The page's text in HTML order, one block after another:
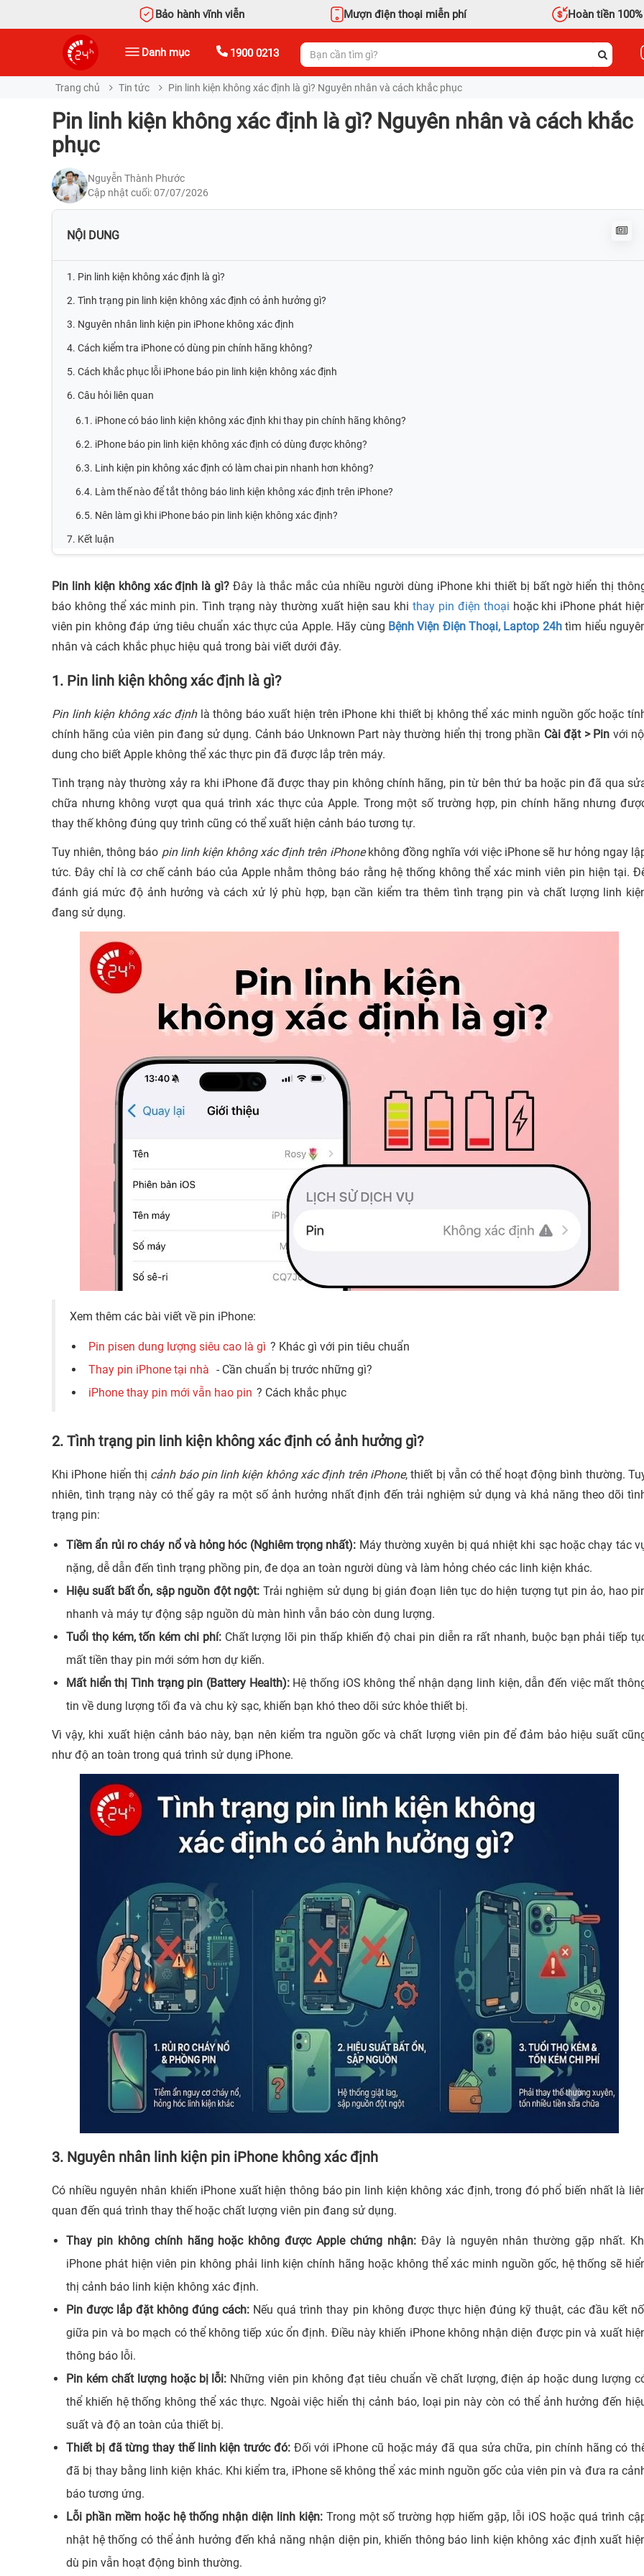
Bảo hành vĩnh viễn Mượn điện thoại miễn phí Hoàn tiền 100%
Danh mục 1900 0213
Trang chủ Tin tức Pin linh kiện không xác định là gì? Nguyên nhân và cách khắc phục
Pin linh kiện không xác định là gì? Nguyên nhân và cách khắc
phục
Nguyễn Thành Phước
Cập nhật cuối: 07/07/2026
NỘI DUNG
1. Pin linh kiện không xác định là gì?
2. Tình trạng pin linh kiện không xác định có ảnh hưởng gì?
3. Nguyên nhân linh kiện pin iPhone không xác định
4. Cách kiểm tra iPhone có dùng pin chính hãng không?
5. Cách khắc phục lỗi iPhone báo pin linh kiện không xác định
6. Câu hỏi liên quan
6.1. iPhone có báo linh kiện không xác định khi thay pin chính hãng không?
6.2. iPhone báo pin linh kiện không xác định có dùng được không?
6.3. Linh kiện pin không xác định có làm chai pin nhanh hơn không?
6.4. Làm thế nào để tắt thông báo linh kiện không xác định trên iPhone?
6.5. Nên làm gì khi iPhone báo pin linh kiện không xác định?
7. Kết luận
Pin linh kiện không xác định là gì? Đây là thắc mắc của nhiều người dùng iPhone khi thiết bị bất ngờ hiển thị
báo không thể xác minh pin. Tình trạng này thường xuất hiện sau khithay pin điện thoại hoặc khi iPhone phát
viên pin không đáp ứng tiêu chuẩn xác thực của Apple. Hãy cùng Bệnh Viện Điện Thoại, Laptop 24htìm hiểu
nhân và cách khắc phục hiệu quả trong bài viết dưới đây.
1. Pin linh kiện không xác định là gì?
Pin linh kiện không xác địnhlà thông báo xuất hiện trên iPhone khi thiết bị không thể xác minh nguồn gốc hoặc
chính hãng của viên pin đang sử dụng. Cảnh báo Unknown Part này thường hiển thị trong phần Cài đặt > Pin với
dung cho biết Apple không thể xác thực pin đã được lắp trên máy.
Tình trạng này thường xảy ra khi iPhone đã được thay pin không chính hãng, pin từ bên thứ ba hoặc pin đã qua
chữa nhưng không vượt qua quá trình xác thực của Apple. Trong một số trường hợp, pin chính hãng nhưng
thay thế không đúng quy trình cũng có thể xuất hiện cảnh báo tương tự.
Tuy nhiên, thông báo pin linh kiện không xác định trên iPhonekhông đồng nghĩa với việc iPhone sẽ hư hỏng ngay
tức. Đây chỉ là cơ chế cảnh báo của Apple nhằm thông báo rằng hệ thống không thể xác minh viên pin hiện tại.
đánh giá mức độ ảnh hưởng và cách xử lý phù hợp, bạn cần kiểm tra thêm tình trạng pin và chất lượng linh
đang sử dụng.
Xem thêm các bài viết về pin iPhone:
Pin pisen dung lượng siêu cao là gì ? Khác gì với pin tiêu chuẩn
Thay pin iPhone tại nhà - Cần chuẩn bị trước những gì?
iPhone thay pin mới vẫn hao pin ? Cách khắc phục
2. Tình trạng pin linh kiện không xác định có ảnh hưởng gì?
Khi iPhone hiển thị cảnh báo pin linh kiện không xác định trên iPhone, thiết bị vẫn có thể hoạt động bình thường.
nhiên, tình trạng này có thể gây ra một số ảnh hưởng nhất định đến trải nghiệm sử dụng và khả năng theo dõi
trạng pin:
Tiềm ẩn rủi ro cháy nổ và hỏng hóc (Nghiêm trọng nhất): Máy thường xuyên bị quá nhiệt khi sạc hoặc chạy tác
nặng, dễ dẫn đến tình trạng phồng pin, đe dọa an toàn người dùng và làm hỏng chéo các linh kiện khác.
Hiệu suất bất ổn, sập nguồn đột ngột: Trải nghiệm sử dụng bị gián đoạn liên tục do hiện tượng tụt pin ảo, hao
nhanh và máy tự động sập nguồn dù màn hình vẫn báo còn dung lượng.
Tuổi thọ kém, tốn kém chi phí:Chất lượng lõi pin thấp khiến độ chai pin diễn ra rất nhanh, buộc bạn phải tiếp
mất tiền thay pin mới sớm hơn dự kiến.
Mất hiển thị Tình trạng pin (Battery Health):Hệ thống iOS không thể nhận dạng linh kiện, dẫn đến việc mất
tin về dung lượng tối đa và chu kỳ sạc, khiến bạn khó theo dõi sức khỏe thiết bị.
Vì vậy, khi xuất hiện cảnh báo này, bạn nên kiểm tra nguồn gốc và chất lượng viên pin để đảm bảo hiệu suất
như độ an toàn trong quá trình sử dụng iPhone.
3. Nguyên nhân linh kiện pin iPhone không xác định
Có nhiều nguyên nhân khiến iPhone xuất hiện thông báo pin linh kiện không xác định, trong đó phổ biến nhất là
quan đến quá trình thay thế hoặc chất lượng viên pin đang sử dụng.
Thay pin không chính hãng hoặc không được Apple chứng nhận:Đây là nguyên nhân thường gặp nhất.
iPhone phát hiện viên pin không phải linh kiện chính hãng hoặc không thể xác minh nguồn gốc, hệ thống sẽ
thị cảnh báo linh kiện không xác định.
Pin được lắp đặt không đúng cách: Nếu quá trình thay pin không được thực hiện đúng kỹ thuật, các đầu kết
giữa pin và bo mạch có thể không tiếp xúc ổn định. Điều này khiến iPhone không nhận diện được pin và xuất
thông báo lỗi.
Pin kém chất lượng hoặc bị lỗi: Những viên pin không đạt tiêu chuẩn về chất lượng, điện áp hoặc dung lượng
thể khiến hệ thống không thể xác thực. Ngoài việc hiển thị cảnh báo, loại pin này còn có thể ảnh hưởng đến
suất và độ an toàn của thiết bị.
Thiết bị đã từng thay thế linh kiện trước đó:Đối với iPhone cũ hoặc máy đã qua sửa chữa, pin chính hãng có
đã bị thay bằng linh kiện khác. Khi kiểm tra, iPhone sẽ không thể xác minh nguồn gốc của viên pin và đưa ra
báo tương ứng.
Lỗi phần mềm hoặc hệ thống nhận diện linh kiện:Trong một số trường hợp hiếm gặp, lỗi iOS hoặc quá trình
nhật hệ thống có thể ảnh hưởng đến khả năng nhận diện pin, khiến thông báo linh kiện không xác định xuất
dù pin vẫn hoạt động bình thường.